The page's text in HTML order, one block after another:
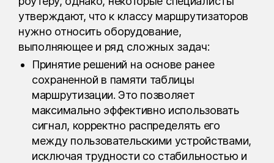
утверждают, что к классу маршрутизаторов
нужно относить оборудование,
выполняющее и ряд сложных задач:
Принятие решений на основе ранее
сохраненной в памяти таблицы
маршрутизации. Это позволяет
максимально эффективно использовать
сигнал, корректно распределять его
между пользовательскими устройствами,
исключая трудности со стабильностью и